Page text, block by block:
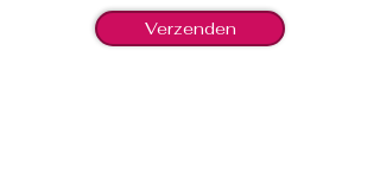
Verzenden